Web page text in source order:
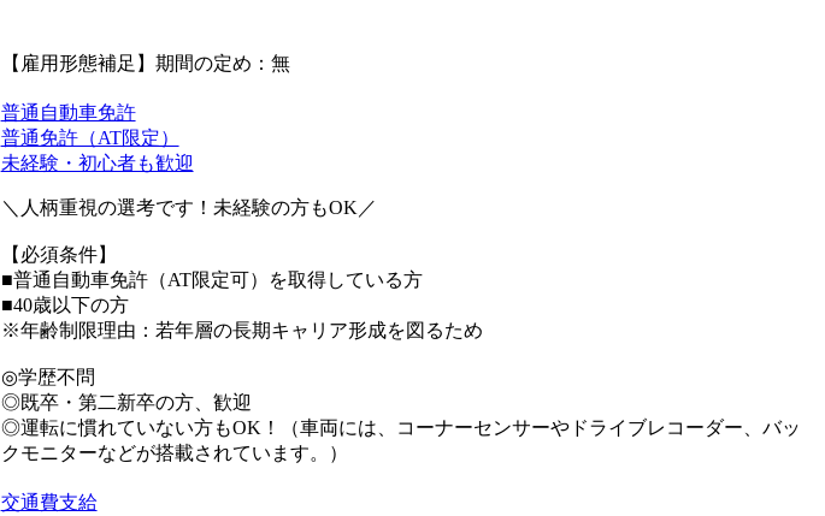
【雇用形態補足】期間の定め：無
普通自動車免許
普通免許（AT限定）
未経験・初心者も歓迎
＼人柄重視の選考です！未経験の方もOK／
【必須条件】
■普通自動車免許（AT限定可）を取得している方
■40歳以下の方
※年齢制限理由：若年層の長期キャリア形成を図るため
◎学歴不問
◎既卒・第二新卒の方、歓迎
◎運転に慣れていない方もOK！（車両には、コーナーセンサーやドライブレコーダー、バッ
クモニターなどが搭載されています。）
交通費支給